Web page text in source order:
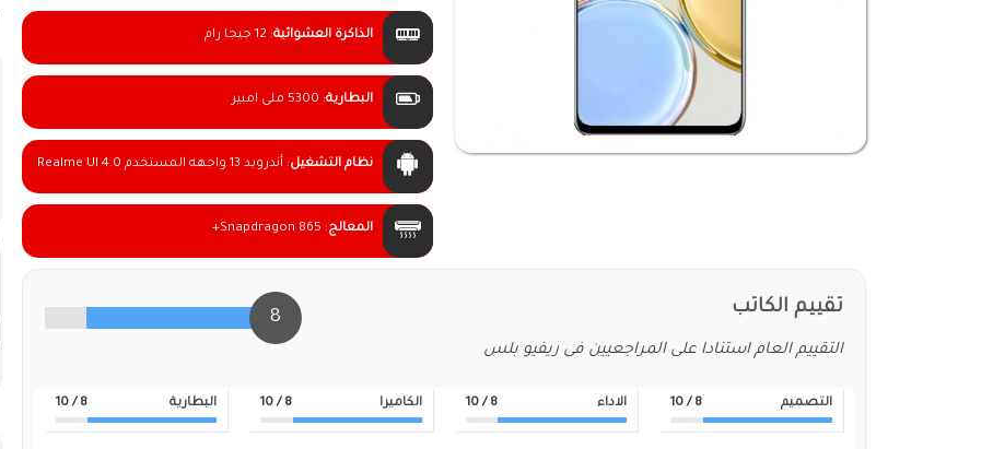
الذاكرة العشوائية: 12 جيجا رام
البطارية: 5300 ملى امبير
نظام التشغيل: أندرويد 13 واجهه المستخدم Realme UI 4.0
المعالج:
Snapdragon 865+
تقييم الكاتب
التقييم العام استنادا على المراجعيين فى ريفيو بلس
8
التصميم 8
/ 10 الاداء 8
/ 10 الكاميرا 8
/ 10 البطارية 8
/ 10